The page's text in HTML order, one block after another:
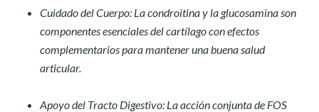
Cuidado del Cuerpo: La condroitina y la glucosamina son
componentes esenciales del cartílago con efectos
complementarios para mantener una buena salud
articular.
Apoyo del Tracto Digestivo: La acción conjunta de FOS